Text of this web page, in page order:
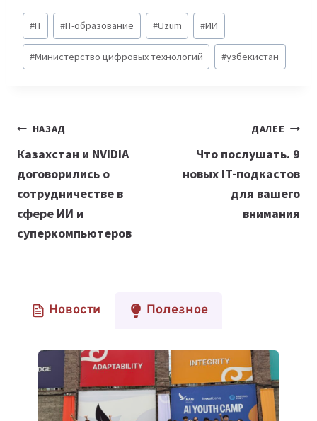
Метки
записи:
#IT #IT-образование #Uzum #ИИ
#Министерство цифровых технологий #узбекистан
Навигация
по
записям
НАЗАД
Казахстан и NVIDIA
договорились о
сотрудничестве в
сфере ИИ и
суперкомпьютеров
ДАЛЕЕ
Что послушать. 9
новых IT-подкастов
для вашего
внимания
Новости Полезное